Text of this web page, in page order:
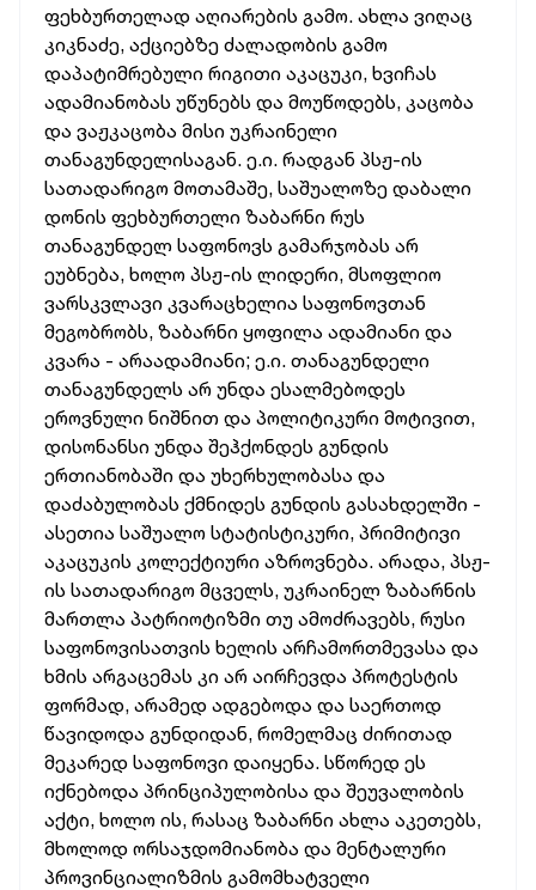
ფეხბურთელად აღიარების გამო. ახლა ვიღაც
კიკნაძე, აქციებზე ძალადობის გამო
დაპატიმრებული რიგითი აკაცუკი, ხვიჩას
ადამიანობას უწუნებს და მოუწოდებს, კაცობა
და ვაჟკაცობა მისი უკრაინელი
თანაგუნდელისაგან. ე.ი. რადგან პსჟ-ის
სათადარიგო მოთამაშე, საშუალოზე დაბალი
დონის ფეხბურთელი ზაბარნი რუს
თანაგუნდელ საფონოვს გამარჯობას არ
ეუბნება, ხოლო პსჟ-ის ლიდერი, მსოფლიო
ვარსკვლავი კვარაცხელია საფონოვთან
მეგობრობს, ზაბარნი ყოფილა ადამიანი და
კვარა - არაადამიანი; ე.ი. თანაგუნდელი
თანაგუნდელს არ უნდა ესალმებოდეს
ეროვნული ნიშნით და პოლიტიკური მოტივით,
დისონანსი უნდა შეჰქონდეს გუნდის
ერთიანობაში და უხერხულობასა და
დაძაბულობას ქმნიდეს გუნდის გასახდელში -
ასეთია საშუალო სტატისტიკური, პრიმიტივი
აკაცუკის კოლექტიური აზროვნება. არადა, პსჟ-
ის სათადარიგო მცველს, უკრაინელ ზაბარნის
მართლა პატრიოტიზმი თუ ამოძრავებს, რუსი
საფონოვისათვის ხელის არჩამორთმევასა და
ხმის არგაცემას კი არ აირჩევდა პროტესტის
ფორმად, არამედ ადგებოდა და საერთოდ
წავიდოდა გუნდიდან, რომელმაც ძირითად
მეკარედ საფონოვი დაიყენა. სწორედ ეს
იქნებოდა პრინციპულობისა და შეუვალობის
აქტი, ხოლო ის, რასაც ზაბარნი ახლა აკეთებს,
მხოლოდ ორსაჯდომიანობა და მენტალური
პროვინციალიზმის გამომხატველი